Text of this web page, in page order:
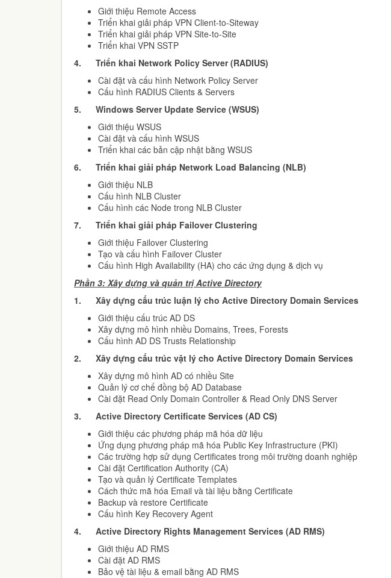
Giới thiệu Remote Access
Triển khai giải pháp VPN Client-to-Siteway
Triển khai giải pháp VPN Site-to-Site
Triển khai VPN SSTP
4. Triển khai Network Policy Server (RADIUS)
Cài đặt và cấu hình Network Policy Server
Cấu hình RADIUS Clients & Servers
5. Windows Server Update Service (WSUS)
Giới thiệu WSUS
Cài đặt và cấu hình WSUS
Triển khai các bản cập nhật bằng WSUS
6. Triển khai giải pháp Network Load Balancing (NLB)
Giới thiệu NLB
Cấu hình NLB Cluster
Cấu hình các Node trong NLB Cluster
7. Triển khai giải pháp Failover Clustering
Giới thiệu Failover Clustering
Tạo và cấu hình Failover Cluster
Cấu hình High Availability (HA) cho các ứng dụng & dịch vụ
Phần 3: Xây dựng và quản trị Active Directory
1. Xây dựng cấu trúc luận lý cho Active Directory Domain Services
Giới thiệu cấu trúc AD DS
Xây dựng mô hình nhiều Domains, Trees, Forests
Cấu hình AD DS Trusts Relationship
2. Xây dựng cấu trúc vật lý cho Active Directory Domain Services
Xây dựng mô hình AD có nhiều Site
Quản lý cơ chế đồng bộ AD Database
Cài đặt Read Only Domain Controller & Read Only DNS Server
3. Active Directory Certificate Services (AD CS)
Giới thiệu các phương pháp mã hóa dữ liệu
Ứng dụng phương pháp mã hóa Public Key Infrastructure (PKI)
Các trường hợp sử dụng Certificates trong môi trường doanh nghiệp
Cài đặt Certification Authority (CA)
Tạo và quản lý Certificate Templates
Cách thức mã hóa Email và tài liệu bằng Certificate
Backup và restore Certificate
Cấu hình Key Recovery Agent
4. Active Directory Rights Management Services (AD RMS)
Giới thiệu AD RMS
Cài đặt AD RMS
Bảo vệ tài liệu & email bằng AD RMS